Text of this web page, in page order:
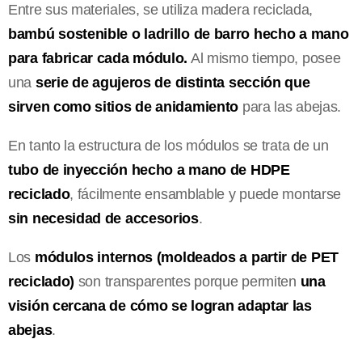
Entre sus materiales, se utiliza madera reciclada,
bambú sostenible o ladrillo de barro hecho a mano
para fabricar cada módulo. Al mismo tiempo, posee
una serie de agujeros de distinta sección que
sirven como sitios de anidamiento para las abejas.
En tanto la estructura de los módulos se trata de un
tubo de inyección hecho a mano de HDPE
reciclado, fácilmente ensamblable y puede montarse
sin necesidad de accesorios.
Los módulos internos (moldeados a partir de PET
reciclado) son transparentes porque permiten una
visión cercana de cómo se logran adaptar las
abejas.